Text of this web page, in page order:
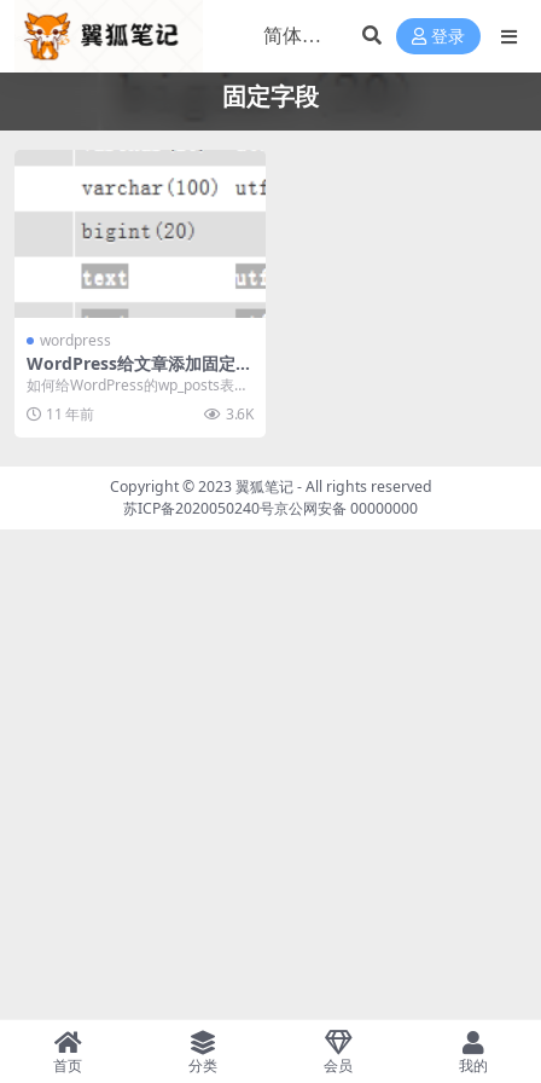
登录
固定字段
wordpress
WordPress给文章添加固定字
段
如何给WordPress的wp_posts表添
加一个字段，然后每次发布文章时
就自...11 年前 3.6K
Copyright © 2023翼狐笔记- All rights reserved
苏ICP备2020050240号京公网安备 00000000
首页 分类 会员 我的